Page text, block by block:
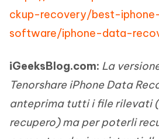
ckup-recovery/best-
software/iphone-data-
iGeeksBlog.com: La
Tenorshare iPhone Data
anteprima tutti i file rilevati
recupero) ma per poterli